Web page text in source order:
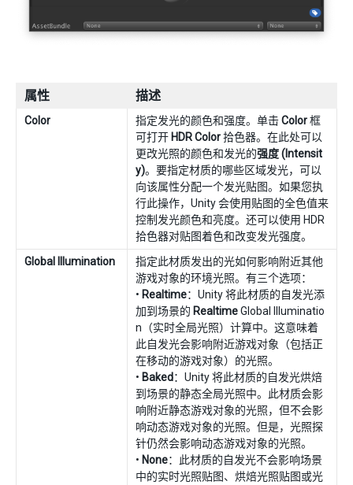
属性 描述
Color 指定发光的颜色和强度。单击Color框
可打开 HDR Color拾色器。在此处可以
更改光照的颜色和发光的强度 (Intensit
y)。要指定材质的哪些区域发光，可以
向该属性分配一个发光贴图。如果您执
行此操作，Unity 会使用贴图的全色值来
控制发光颜色和亮度。还可以使用 HDR
拾色器对贴图着色和改变发光强度。
Global Illumination
指定此材质发出的光如何影响附近其他
游戏对象的环境光照。有三个选项：
• Realtime：Unity 将此材质的自发光添
加到场景的 RealtimeGlobal Illuminatio
n（实时全局光照）计算中。这意味着
此自发光会影响附近游戏对象（包括正
在移动的游戏对象）的光照。
• Baked：Unity 将此材质的自发光烘焙
到场景的静态全局光照中。此材质会影
响附近静态游戏对象的光照，但不会影
响动态游戏对象的光照。但是，光照探
针仍然会影响动态游戏对象的光照。
• None：此材质的自发光不会影响场景
中的实时光照贴图、烘焙光照贴图或光